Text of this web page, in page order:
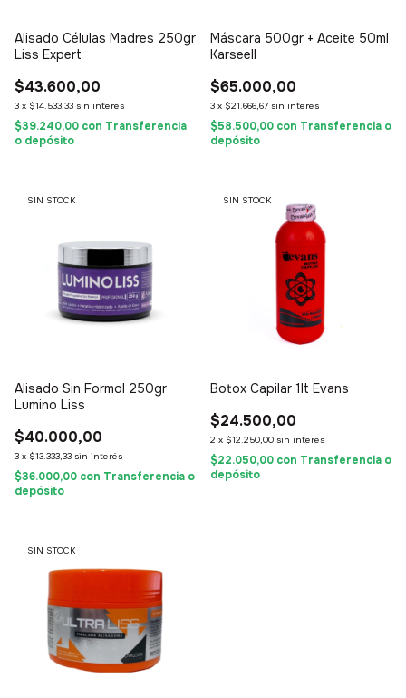
Alisado Células Madres 250gr
Liss Expert
$43.600,00
3 x $14.533,33 sin interés
$39.240,00 con Transferencia
o depósito
Máscara 500gr + Aceite 50ml
Karseell
$65.000,00
3 x $21.666,67 sin interés
$58.500,00 con Transferencia o
depósito
SIN STOCK
Alisado Sin Formol 250gr
Lumino Liss
$40.000,00
3 x $13.333,33 sin interés
$36.000,00 con Transferencia o
depósito
SIN STOCK
Botox Capilar 1lt Evans
$24.500,00
2 x $12.250,00 sin interés
$22.050,00 con Transferencia o
depósito
SIN STOCK